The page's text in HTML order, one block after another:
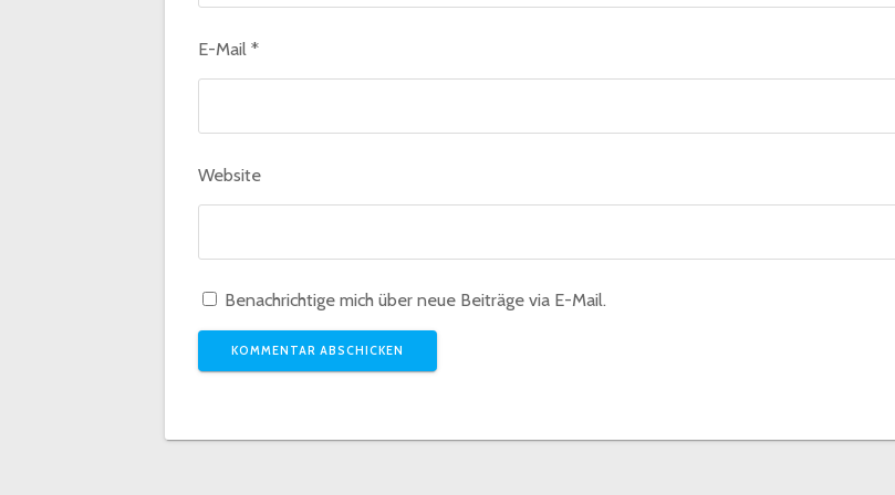
E-Mail*
Website
Benachrichtige mich über neue Beiträge via E-Mail.